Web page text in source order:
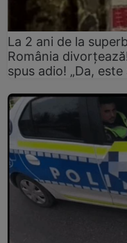
La 2 ani de la
România
spus adio! „Da,